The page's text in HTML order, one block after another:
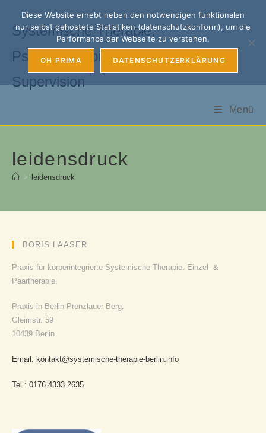
springen
Systemische Therapie,
Psychotherapie, Coaching &
Supervision
Menü
leidensdruck
> leidensdruck
BORIS LAASER
Praxis für körperintegrierte Systemische Therapie. Einzel- &
Paartherapie.
Praxis in Berlin Prenzlauer Berg:
Gleimstr. 59
10439 Berlin
Email: kontakt@systemische-therapie-berlin.info
Tel.: 0176 4333 2635
Diese Website erhebt neben den notwendigen funktionalen
nur selbst gehostete Statistiken (datenschutzkonform), um die
Performance der Webseite zu verstehen.
OH PRIMA DATENSCHUTZERKLÄRUNG